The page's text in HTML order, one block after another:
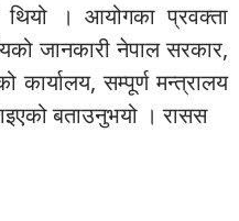
। आयोगका प्रवक्ता
जानकारी नेपाल सरकार,
कार्यालय, सम्पूर्ण मन्त्रालय
बताउनुभयो । रासस